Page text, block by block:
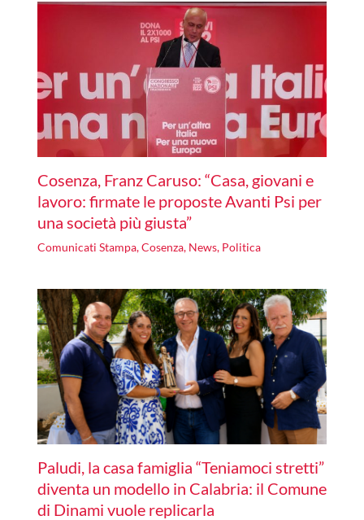
Cosenza, Franz Caruso: “Casa, giovani e
lavoro: firmate le proposte Avanti Psi per
una società più giusta”
Comunicati Stampa,Cosenza, News, Politica
Paludi, la casa famiglia “Teniamoci stretti”
diventa un modello in Calabria: il Comune
di Dinami vuole replicarla